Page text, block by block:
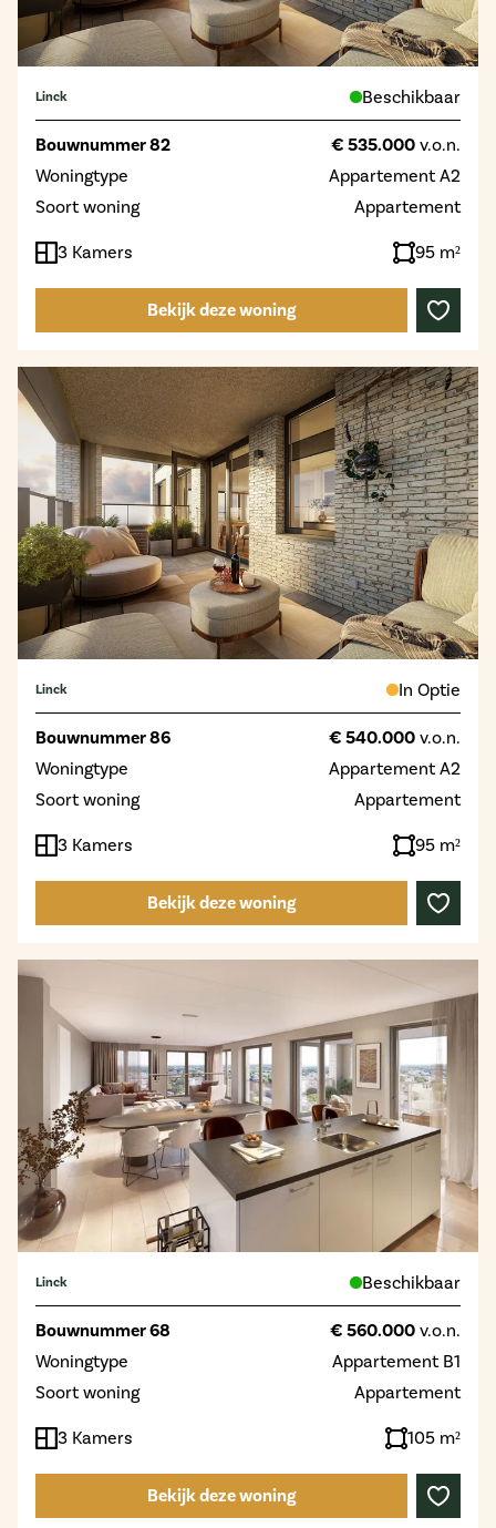
Linck Beschikbaar
Bouwnummer 82 € 535.000 v.o.n.
Woningtype
Appartement A2
Soort woning
Appartement
3 Kamers 95 m²
Bekijk deze woning
Linck In Optie
Bouwnummer 86 € 540.000 v.o.n.
Woningtype
Appartement A2
Soort woning
Appartement
3 Kamers 95 m²
Bekijk deze woning
Linck Beschikbaar
Bouwnummer 68 € 560.000 v.o.n.
Woningtype
Appartement B1
Soort woning
Appartement
3 Kamers 105 m²
Bekijk deze woning